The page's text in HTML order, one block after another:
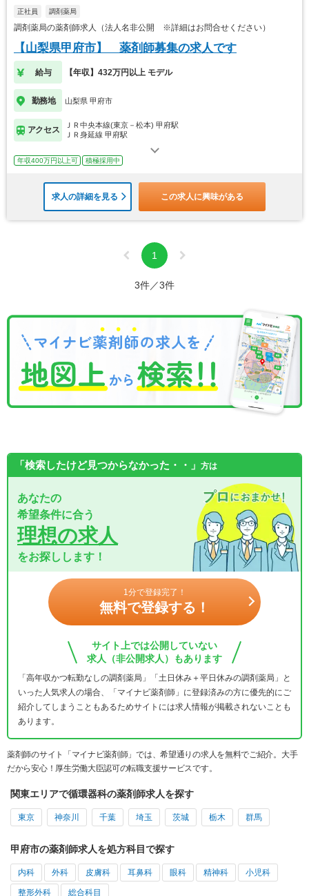
正社員 調剤薬局
調剤薬局の薬剤師求人（法人名非公開 ※詳細はお問合せください）
【山梨県甲府市】 薬剤師募集の求人です
給与 【年収】432万円以上 モデル
勤務地 山梨県 甲府市
アクセス
ＪＲ中央本線(東京－松本) 甲府駅
ＪＲ身延線 甲府駅
年収400万円以上可 積極採用中
求人の詳細を見る この求人に興味がある
1
3件／3件
「検索したけど見つからなかった・・」 方は
あなたの
希望条件に合う
理想の求人
をお探しします！
1分で登録完了！
無料で登録する！
サイト上では公開していない
求人（非公開求人）もあります
「高年収かつ転勤なしの調剤薬局」「土日休み＋平日休みの調剤薬局」と
いった人気求人の場合、「マイナビ薬剤師」に登録済みの方に優先的にご
紹介してしまうこともあるためサイトには求人情報が掲載されないことも
あります。
薬剤師のサイト「マイナビ薬剤師」では、希望通りの求人を無料でご紹介。大手
だから安心！厚生労働大臣認可の転職支援サービスです。
関東エリアで循環器科の薬剤師求人を探す
東京 神奈川 千葉 埼玉 茨城 栃木 群馬
甲府市の薬剤師求人を処方科目で探す
内科 外科 皮膚科 耳鼻科 眼科 精神科 小児科
整形外科 総合科目